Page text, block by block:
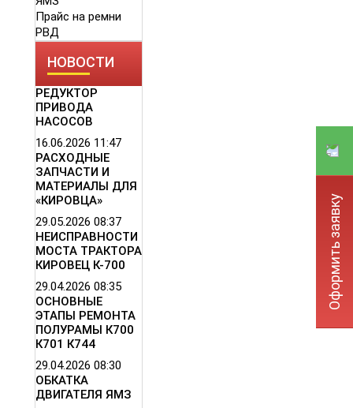
Прайс на ремни
РВД
НОВОСТИ
РЕДУКТОР
ПРИВОДА
НАСОСОВ
16.06.2026 11:47
РАСХОДНЫЕ
ЗАПЧАСТИ И
МАТЕРИАЛЫ ДЛЯ
«КИРОВЦА»
29.05.2026 08:37
НЕИСПРАВНОСТИ
МОСТА ТРАКТОРА
КИРОВЕЦ К-700
29.04.2026 08:35
ОСНОВНЫЕ
ЭТАПЫ РЕМОНТА
ПОЛУРАМЫ К700
К701 К744
29.04.2026 08:30
ОБКАТКА
ДВИГАТЕЛЯ ЯМЗ
Оформить заявку